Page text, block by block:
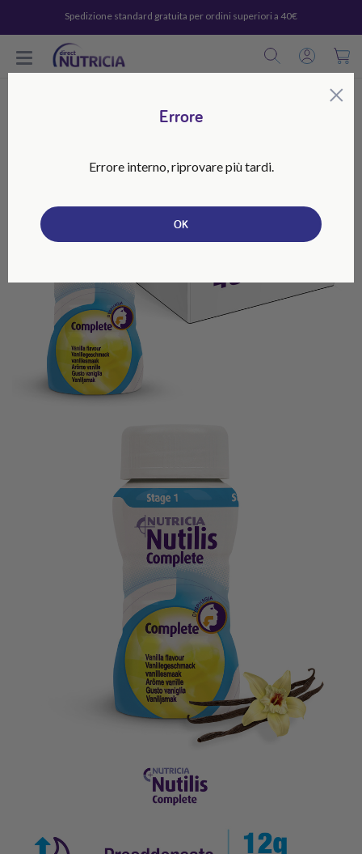
×
Errore
Errore interno, riprovare più tardi.
OK
Spedizione standard gratuita per ordini superiori a 40€